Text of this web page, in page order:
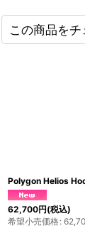
この商品を